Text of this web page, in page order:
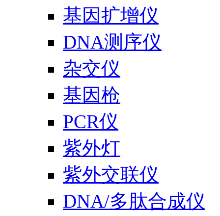
基因扩增仪
DNA测序仪
杂交仪
基因枪
PCR仪
紫外灯
紫外交联仪
DNA/多肽合成仪